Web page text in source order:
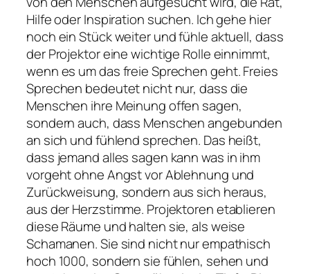
Hilfe oder Inspiration suchen. Ich gehe hier
noch ein Stück weiter und fühle aktuell, dass
der Projektor eine wichtige Rolle einnimmt,
wenn es um das freie Sprechen geht. Freies
Sprechen bedeutet nicht nur, dass die
Menschen ihre Meinung offen sagen,
sondern auch, dass Menschen angebunden
an sich und fühlend sprechen. Das heißt,
dass jemand alles sagen kann was in ihm
vorgeht ohne Angst vor Ablehnung und
Zurückweisung, sondern aus sich heraus,
aus der Herzstimme. Projektoren etablieren
diese Räume und halten sie, als weise
Schamanen. Sie sind nicht nur empathisch
hoch 1000, sondern sie fühlen, sehen und